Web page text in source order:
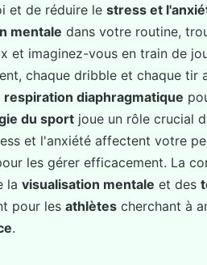
et de réduire le stress et
mentale dans votre routine,
et imaginez-vous en train de
chaque dribble et chaque tir
respiration diaphragmatique
du sport joue un rôle crucial
et l'anxiété affectent votre
les gérer efficacement. La
la visualisation mentale et des
pour les athlètes cherchant à
.